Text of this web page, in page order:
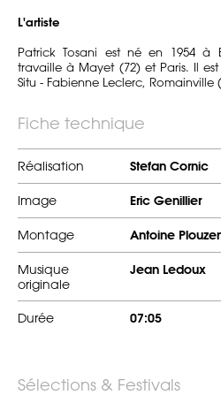
L'artiste
Patrick Tosani est né en 1954 à
travaille à Mayet (72) et Paris. Il
Situ - Fabienne Leclerc, Romainville
Fiche technique
Réalisation Stefan Cornic
Image Eric Genillier
Montage Antoine
Musique
originale
Jean Ledoux
Durée 07:05
Sélections & Festivals